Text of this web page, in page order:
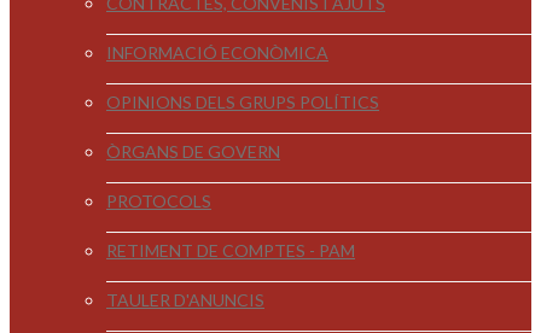
INFORMACIÓ ECONÒMICA
OPINIONS DELS GRUPS POLÍTICS
ÒRGANS DE GOVERN
PROTOCOLS
RETIMENT DE COMPTES - PAM
TAULER D'ANUNCIS